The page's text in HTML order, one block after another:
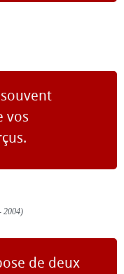
vos
2004)
de deux